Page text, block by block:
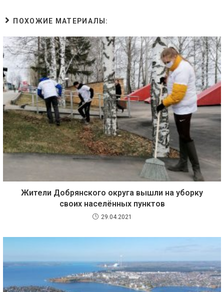
ПОХОЖИЕ МАТЕРИАЛЫ:
Жители Добрянского округа вышли на уборку
своих населённых пунктов
29.04.2021